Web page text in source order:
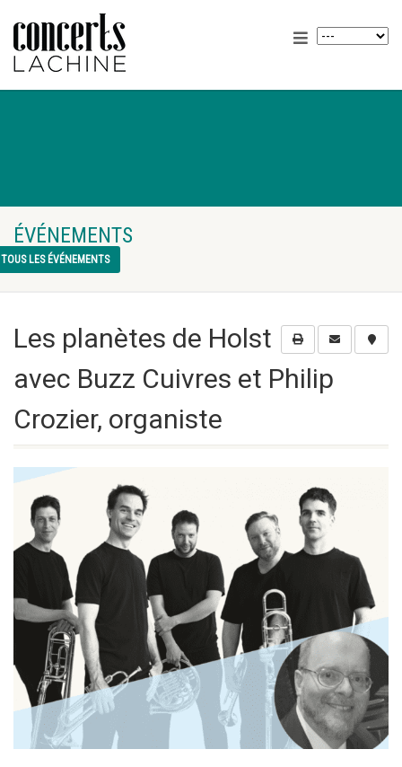
ÉVÉNEMENTS
TOUS LES ÉVÉNEMENTS
Les planètes de Holst
avec Buzz Cuivres et Philip
Crozier, organiste